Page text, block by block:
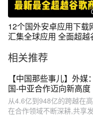
12个国外安卓应用下载
汇集全球应用 全面超越
相关推荐
【中国那些事儿】外
国-中亚合作迈向新高度
从4.6亿到948亿的跨越在
在合作领域不断深耕,共享